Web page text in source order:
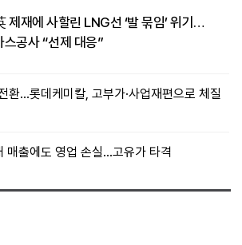
제재에 사할린 LNG선 ‘발 묶임’ 위기…
스공사 “선제 대응”
환…롯데케미칼, 고부가·사업재편으로 체질
매출에도 영업 손실…고유가 타격